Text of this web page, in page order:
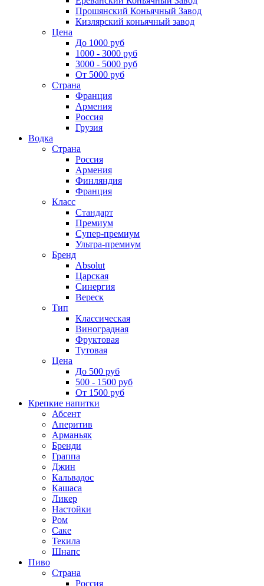
Прошянский Коньячный Завод
Кизлярский коньячный завод
Цена
До 1000 руб
1000 - 3000 руб
3000 - 5000 руб
От 5000 руб
Страна
Франция
Армения
Россия
Грузия
Водка
Страна
Россия
Армения
Финляндия
Франция
Класс
Стандарт
Премиум
Супер-премиум
Ультра-премиум
Бренд
Absolut
Царская
Синергия
Вереск
Тип
Классическая
Виноградная
Фруктовая
Тутовая
Цена
До 500 руб
500 - 1500 руб
От 1500 руб
Крепкие напитки
Абсент
Аперитив
Арманьяк
Бренди
Граппа
Джин
Кальвадос
Кашаса
Ликер
Настойки
Ром
Саке
Текила
Шнапс
Пиво
Страна
Россия